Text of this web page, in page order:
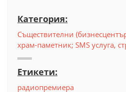
Категория:
Съществителни
храм-паметник; SMS услуга,
Етикети:
радиопремиера